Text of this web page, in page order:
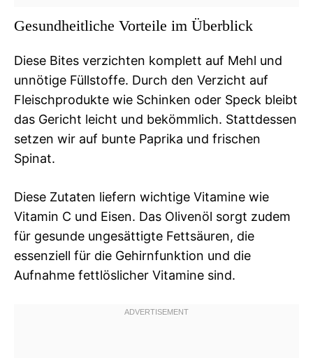
Gesundheitliche Vorteile im Überblick
Diese Bites verzichten komplett auf Mehl und
unnötige Füllstoffe. Durch den Verzicht auf
Fleischprodukte wie Schinken oder Speck bleibt
das Gericht leicht und bekömmlich. Stattdessen
setzen wir auf bunte Paprika und frischen
Spinat.
Diese Zutaten liefern wichtige Vitamine wie
Vitamin C und Eisen. Das Olivenöl sorgt zudem
für gesunde ungesättigte Fettsäuren, die
essenziell für die Gehirnfunktion und die
Aufnahme fettlöslicher Vitamine sind.